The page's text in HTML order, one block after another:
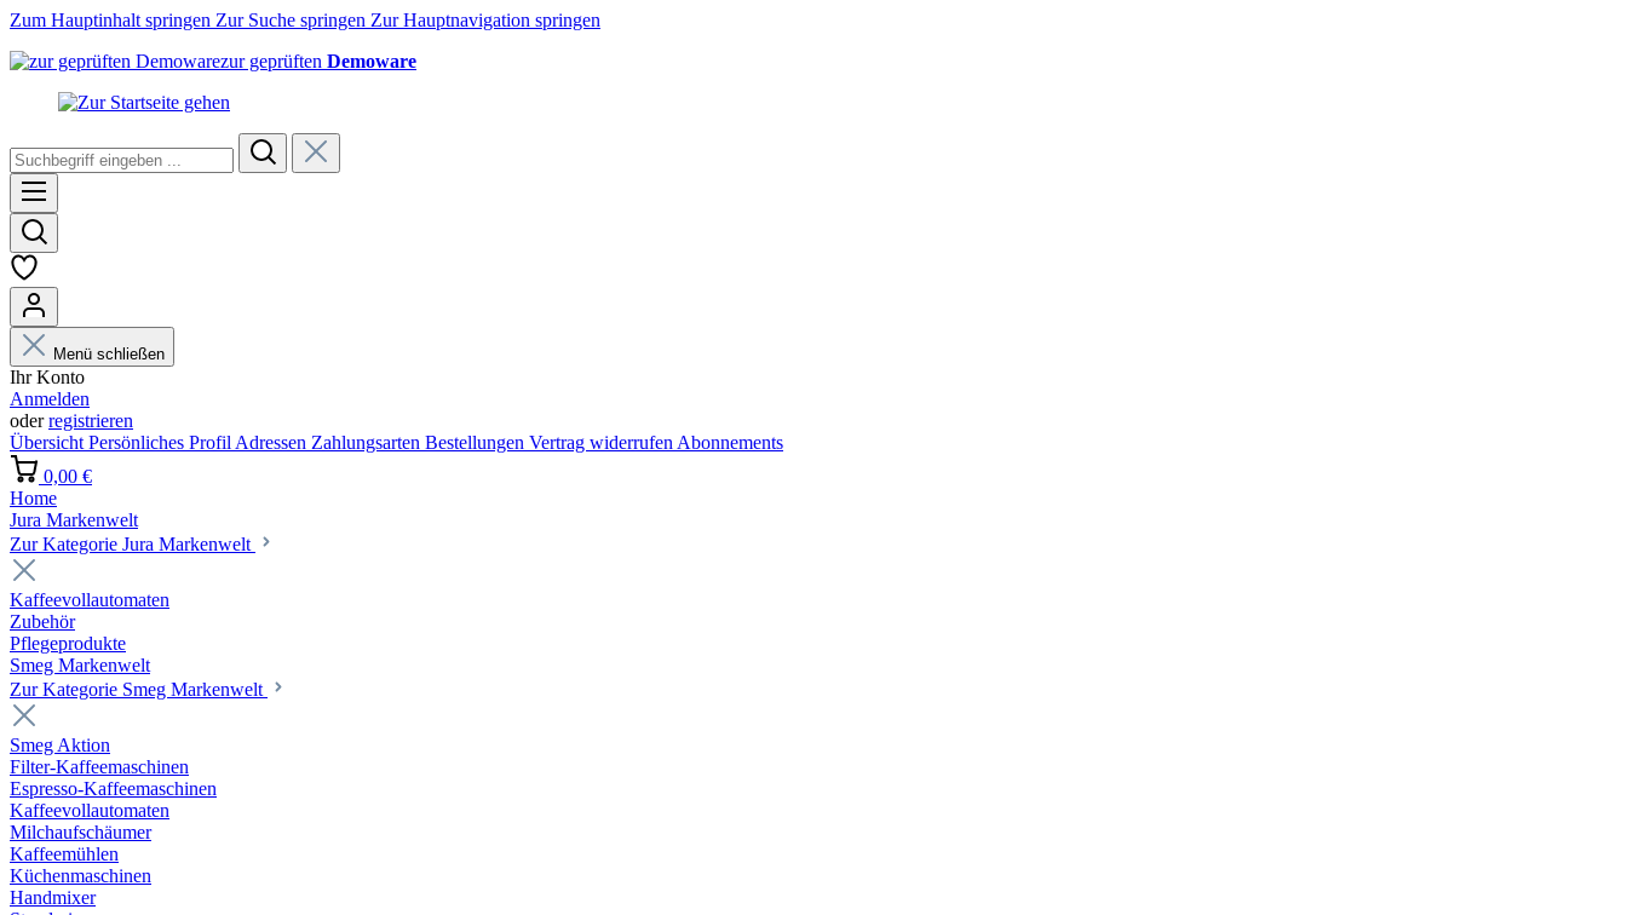
Zum Hauptinhalt springen Zur Suche springen Zur Hauptnavigation springen
zur geprüften Demoware
Menü schließen
Ihr Konto
Anmelden
oderregistrieren
Übersicht Persönliches Profil Adressen Zahlungsarten Bestellungen Vertrag widerrufen Abonnements
0,00 €
Home
Jura Markenwelt
Zur Kategorie Jura Markenwelt
Kaffeevollautomaten
Zubehör
Pflegeprodukte
Smeg Markenwelt
Zur Kategorie Smeg Markenwelt
Smeg Aktion
Filter-Kaffeemaschinen
Espresso-Kaffeemaschinen
Kaffeevollautomaten
Milchaufschäumer
Kaffeemühlen
Küchenmaschinen
Handmixer